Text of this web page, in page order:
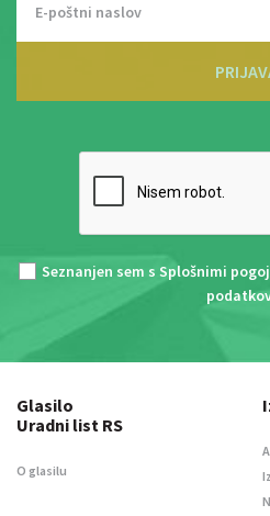
Seznanjen sem s Splošnimi
podatkov
Glasilo
Uradni list RS
O glasilu